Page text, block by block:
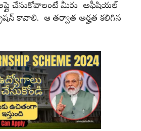
చేసుకోవాలంటే మీరు అఫీషియల్
కావాలి. ఆ తర్వాత అర్హత కలిగిన